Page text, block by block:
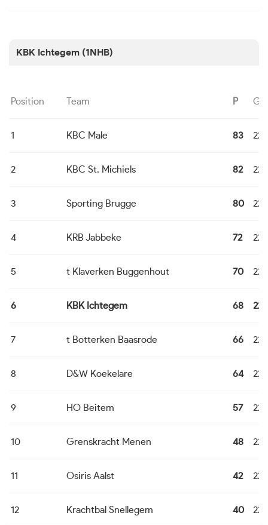
KBK Ichtegem (1NHB)
Position Team P G
1 KBC Male 83 22
2 KBC St. Michiels 82 22
3 Sporting Brugge 80 22
4 KRB Jabbeke 72 22
5 t Klaverken Buggenhout 70 22
6 KBK Ichtegem 68 22
7 t Botterken Baasrode 66 22
8 D&W Koekelare 64 22
9 HO Beitem 57 22
10 Grenskracht Menen 48 22
11 Osiris Aalst 42 22
12 Krachtbal Snellegem 40 22